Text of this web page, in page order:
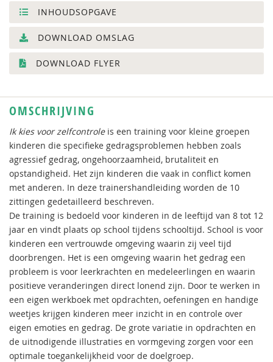
INHOUDSOPGAVE
DOWNLOAD OMSLAG
DOWNLOAD FLYER
OMSCHRIJVING
Ik kies voor zelfcontroleis een training voor kleine groepen
kinderen die specifieke gedragsproblemen hebben zoals
agressief gedrag, ongehoorzaamheid, brutaliteit en
opstandigheid. Het zijn kinderen die vaak in conflict komen
met anderen. In deze trainershandleiding worden de 10
zittingen gedetailleerd beschreven.
De training is bedoeld voor kinderen in de leeftijd van 8 tot 12
jaar en vindt plaats op school tijdens schooltijd. School is voor
kinderen een vertrouwde omgeving waarin zij veel tijd
doorbrengen. Het is een omgeving waarin het gedrag een
probleem is voor leerkrachten en medeleerlingen en waarin
positieve veranderingen direct lonend zijn. Door te werken in
een eigen werkboek met opdrachten, oefeningen en handige
weetjes krijgen kinderen meer inzicht in en controle over
eigen emoties en gedrag. De grote variatie in opdrachten en
de uitnodigende illustraties en vormgeving zorgen voor een
optimale toegankelijkheid voor de doelgroep.